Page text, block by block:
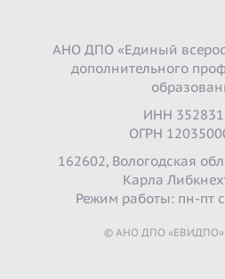
АНО ДПО «Единый
дополнительного
ИНН
ОГРН
162602, Вологодская
Карла
Режим работы: пн-пт
© АНО ДПО «ЕВИДПО».